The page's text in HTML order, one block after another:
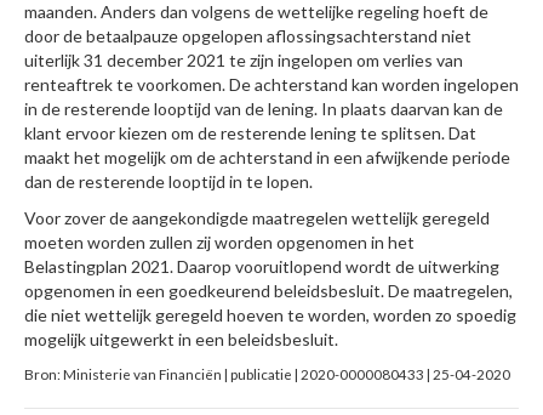
maanden. Anders dan volgens de wettelijke regeling hoeft de
door de betaalpauze opgelopen aflossingsachterstand niet
uiterlijk 31 december 2021 te zijn ingelopen om verlies van
renteaftrek te voorkomen. De achterstand kan worden ingelopen
in de resterende looptijd van de lening. In plaats daarvan kan de
klant ervoor kiezen om de resterende lening te splitsen. Dat
maakt het mogelijk om de achterstand in een afwijkende periode
dan de resterende looptijd in te lopen.
Voor zover de aangekondigde maatregelen wettelijk geregeld
moeten worden zullen zij worden opgenomen in het
Belastingplan 2021. Daarop vooruitlopend wordt de uitwerking
opgenomen in een goedkeurend beleidsbesluit. De maatregelen,
die niet wettelijk geregeld hoeven te worden, worden zo spoedig
mogelijk uitgewerkt in een beleidsbesluit.
Bron: Ministerie van Financiën | publicatie | 2020-0000080433 | 25-04-2020